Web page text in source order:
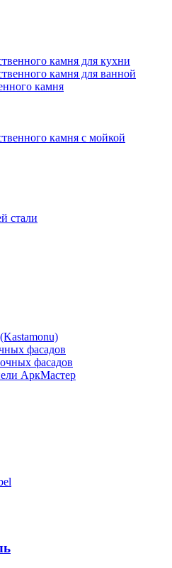
камня для кухни
камня для ванной
камня
камня с мойкой
стали
фасадов
фасадов
АркМастер